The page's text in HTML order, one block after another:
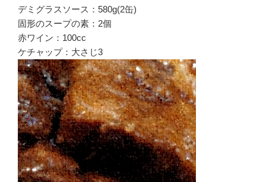
デミグラスソース：580g(2缶)
固形のスープの素：2個
赤ワイン：100cc
ケチャップ：大さじ3